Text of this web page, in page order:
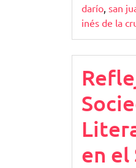
darío, san
inés de la
en el